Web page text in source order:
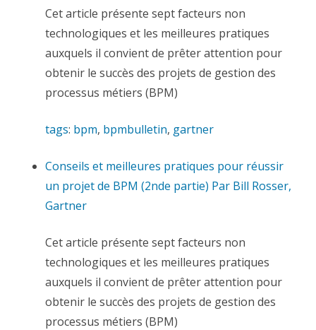
Cet article présente sept facteurs non
technologiques et les meilleures pratiques
auxquels il convient de prêter attention pour
obtenir le succès des projets de gestion des
processus métiers (BPM)
tags: bpm, bpmbulletin, gartner
Conseils et meilleures pratiques pour réussir
un projet de BPM (2nde partie) Par Bill Rosser,
Gartner
Cet article présente sept facteurs non
technologiques et les meilleures pratiques
auxquels il convient de prêter attention pour
obtenir le succès des projets de gestion des
processus métiers (BPM)